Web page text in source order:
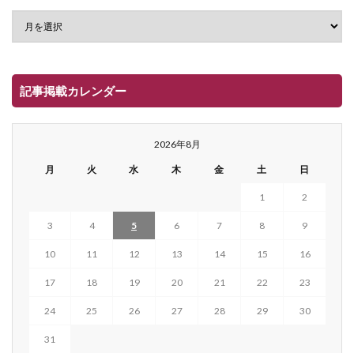
記事掲載カレンダー
2026年8月
月 火 水 木 金 土 日
1 2
3 4 5 6 7 8 9
10 11 12 13 14 15 16
17 18 19 20 21 22 23
24 25 26 27 28 29 30
31